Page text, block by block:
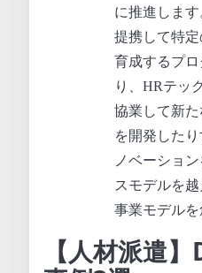
に推進しま
提携して特
育成するプ
り、HRテッ
協業して新
を開発した
ノベーショ
スモデルを
事業モデルを
【人材派遣